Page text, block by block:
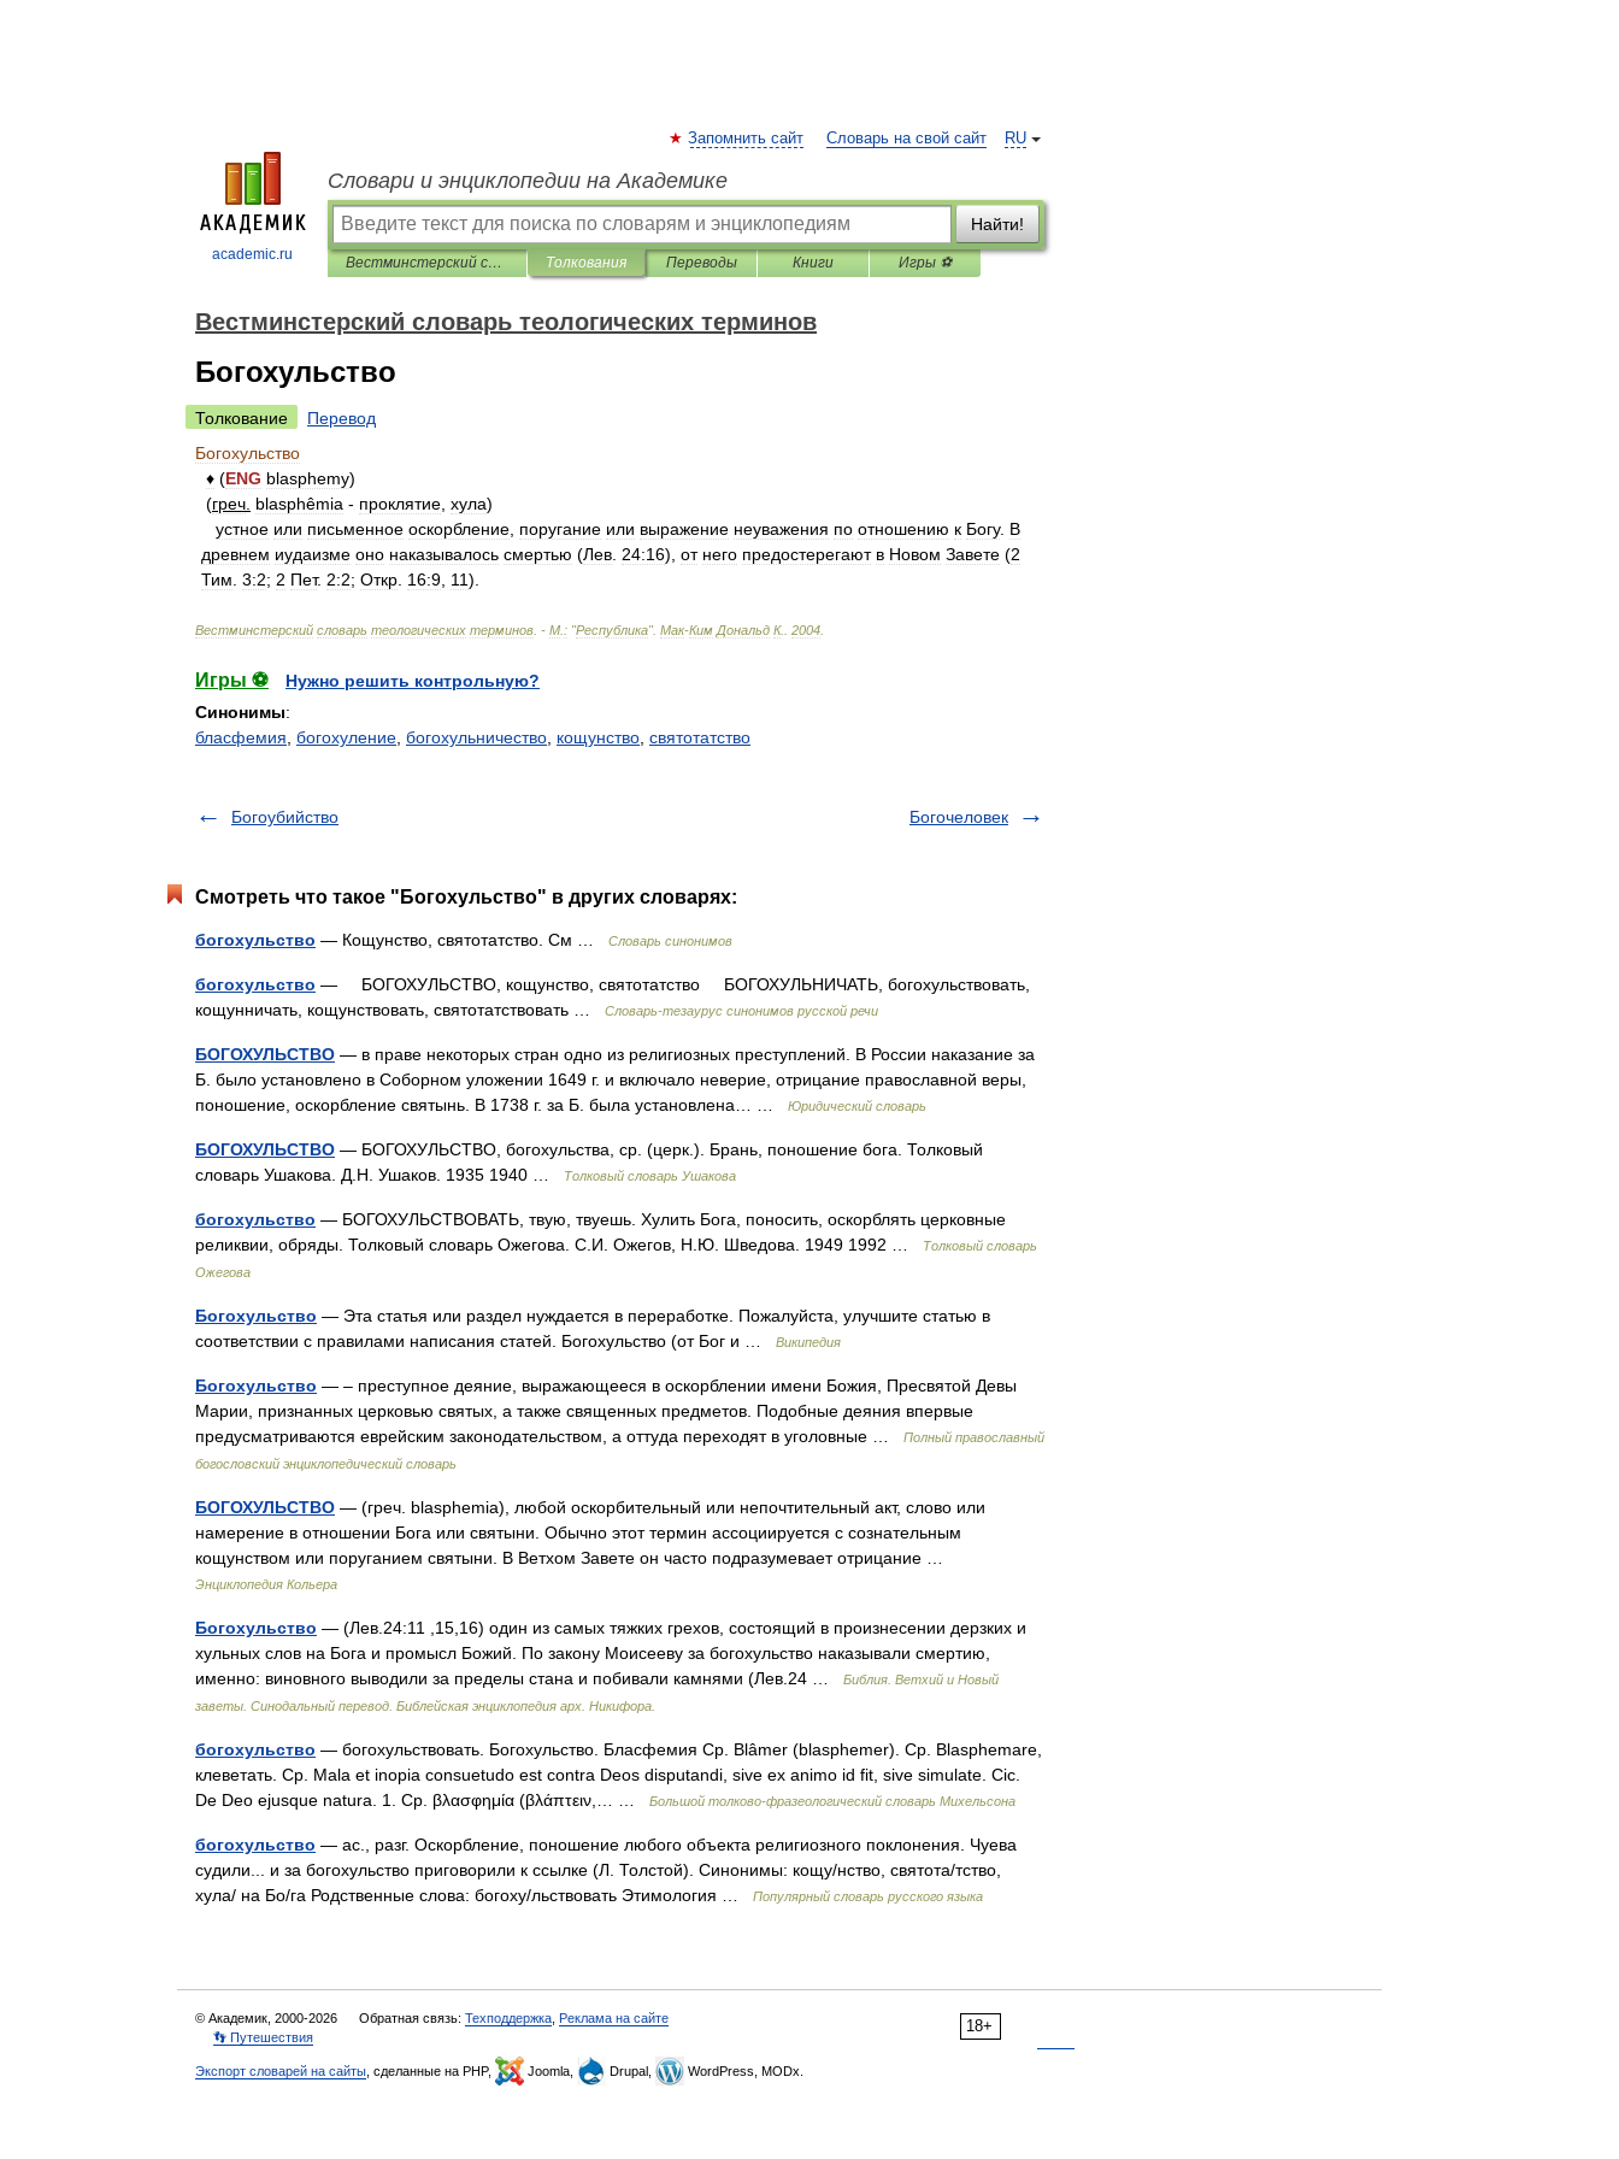
academic.ru
RU
Запомнить сайт Словарь на свой сайт
Словари и энциклопедии на Академике
Найти!
Вестминстерский словарь теологических терминов Толкования Переводы Книги Игры ⚽
Вестминстерский словарь теологических терминов
Богохульство
Толкование
Перевод
Богохульство
♦ (ENG blasphemy)
(греч blasphêmia - проклятие хула)
устное или письменное оскорбление поругание или выражение неуважения по отношению к Богу. В
древнем иудаизме оно наказывалось смертью (Лев 24:16), от него предостерегают в Новом Завете (2
Тим 3:2; 2 Пет. 2:2; Откр 16:9 11).
Вестминстерский словарь теологических терминов . - М : "Республика". Мак-Ким Дональд К. 2004
Игры ⚽
Нужно решить контрольную?
Синонимы:
бласфемия богохуление богохульничество кощунство святотатство
Богоубийство Богочеловек
Смотреть что такое "Богохульство" в других словарях:
богохульство — Кощунство, святотатство. См … Словарь синонимов
богохульство — БОГОХУЛЬСТВО, кощунство, святотатство БОГОХУЛЬНИЧАТЬ, богохульствовать,
кощунничать, кощунствовать, святотатствовать …
Словарь-тезаурус синонимов русской речи
БОГОХУЛЬСТВО — в праве некоторых стран одно из религиозных преступлений. В России наказание за
Б. было установлено в Соборном уложении 1649 г. и включало неверие, отрицание православной веры,
поношение, оскорбление святынь. В 1738 г. за Б. была установлена… …
Юридический словарь
БОГОХУЛЬСТВО — БОГОХУЛЬСТВО, богохульства, ср. (церк.). Брань, поношение бога. Толковый
словарь Ушакова. Д.Н. Ушаков. 1935 1940 …
Толковый словарь Ушакова
богохульство — БОГОХУЛЬСТВОВАТЬ, твую, твуешь. Хулить Бога, поносить, оскорблять церковные
реликвии, обряды. Толковый словарь Ожегова. С.И. Ожегов, Н.Ю. Шведова. 1949 1992 …
Толковый словарь
Ожегова
Богохульство — Эта статья или раздел нуждается в переработке. Пожалуйста, улучшите статью в
соответствии с правилами написания статей. Богохульство (от Бог и …
Википедия
Богохульство — – преступное деяние, выражающееся в оскорблении имени Божия, Пресвятой Девы
Марии, признанных церковью святых, а также священных предметов. Подобные деяния впервые
предусматриваются еврейским законодательством, а оттуда переходят в уголовные …
Полный православный
богословский энциклопедический словарь
БОГОХУЛЬСТВО — (греч. blasphemia), любой оскорбительный или непочтительный акт, слово или
намерение в отношении Бога или святыни. Обычно этот термин ассоциируется с сознательным
кощунством или поруганием святыни. В Ветхом Завете он часто подразумевает отрицание …
Энциклопедия Кольера
Богохульство — (Лев.24:11 ,15,16) один из самых тяжких грехов, состоящий в произнесении дерзких и
хульных слов на Бога и промысл Божий. По закону Моисееву за богохульство наказывали смертию,
именно: виновного выводили за пределы стана и побивали камнями (Лев.24 …
Библия. Ветхий и Новый
заветы. Синодальный перевод. Библейская энциклопедия арх. Никифора.
богохульство — богохульствовать. Богохульство. Бласфемия Ср. Blâmer (blasphemer). Ср. Blasphemare,
клеветать. Ср. Mala et inopia consuetudo est contra Deos disputandi, sive ex animo id fit, sive simulate. Cic.
De Deo ejusque natura. 1. Ср. βλασφημία (βλάπτειν,… …
Большой толково-фразеологический словарь Михельсона
богохульство — ас., разг. Оскорбление, поношение любого объекта религиозного поклонения. Чуева
судили... и за богохульство приговорили к ссылке (Л. Толстой). Синонимы: кощу/нство, святота/тство,
хула/ на Бо/га Родственные слова: богоху/льствовать Этимология …
Популярный словарь русского языка
18+
© Академик, 2000-2026 Обратная связь: Техподдержка Реклама на сайте
👣 Путешествия
Экспорт словарей на сайты , сделанные на PHP, Joomla, Drupal, WordPress, MODx.